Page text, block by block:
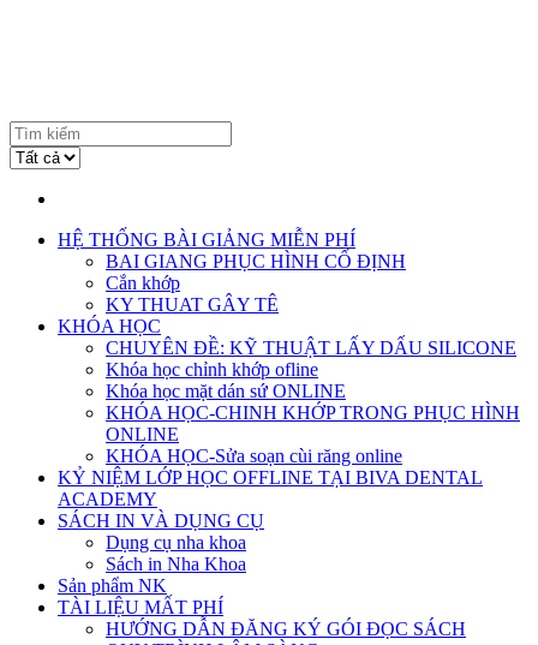
HỆ THỐNG BÀI GIẢNG MIỄN PHÍ
BAI GIANG PHỤC HÌNH CỐ ĐỊNH
Cắn khớp
KY THUAT GÂY TÊ
KHÓA HỌC
CHUYÊN ĐỀ: KỸ THUẬT LẤY DẤU SILICONE
Khóa học chỉnh khớp ofline
Khóa học mặt dán sứ ONLINE
KHÓA HỌC-CHINH KHỚP TRONG PHỤC HÌNH
ONLINE
KHÓA HỌC-Sửa soạn cùi răng online
KỶ NIỆM LỚP HỌC OFFLINE TẠI BIVA DENTAL
ACADEMY
SÁCH IN VÀ DỤNG CỤ
Dụng cụ nha khoa
Sách in Nha Khoa
Sản phẩm NK
TÀI LIỆU MẤT PHÍ
HƯỚNG DẪN ĐĂNG KÝ GÓI ĐỌC SÁCH